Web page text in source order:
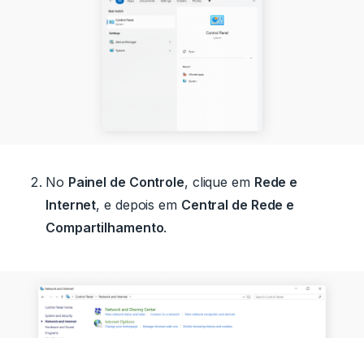
No Painel de Controle, clique em Rede e
Internet, e depois em Central de Rede e
Compartilhamento.